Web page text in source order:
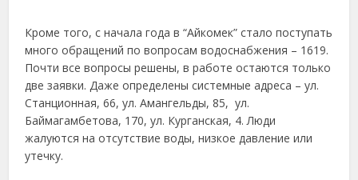
Кроме того, с начала года в “Айкомек” стало поступать
много обращений по вопросам водоснабжения – 1619.
Почти все вопросы решены, в работе остаются только
две заявки. Даже определены системные адреса – ул.
Станционная, 66, ул. Амангельды, 85, ул.
Баймагамбетова, 170, ул. Курганская, 4. Люди
жалуются на отсутствие воды, низкое давление или
утечку.